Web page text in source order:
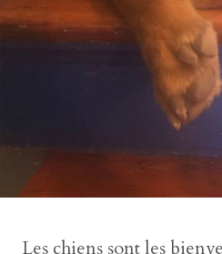
Les chiens sont les